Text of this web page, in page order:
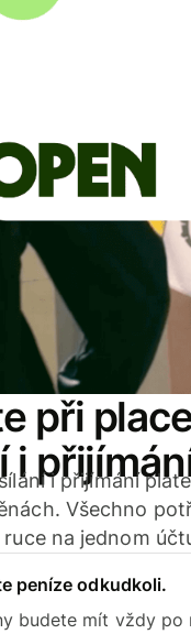
při
i
i přijímání
Všechno
na jednom
peníze odkudkoli.
budete mít vždy po